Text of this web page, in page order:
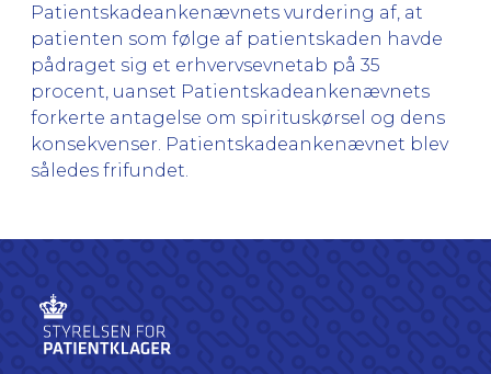
Patientskadeankenævnets vurdering af, at
patienten som følge af patientskaden havde
pådraget sig et erhvervsevnetab på 35
procent, uanset Patientskadeankenævnets
forkerte antagelse om spirituskørsel og dens
konsekvenser. Patientskadeankenævnet blev
således frifundet.